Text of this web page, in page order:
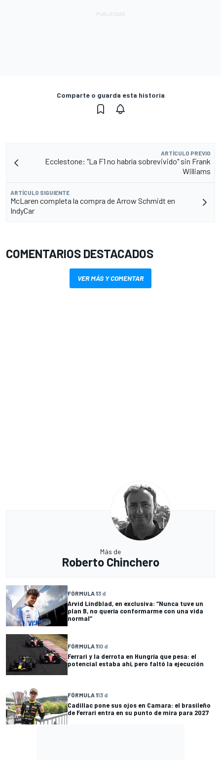
Comparte o guarda esta historia
ARTÍCULO PREVIO
Ecclestone: "La F1 no habría sobrevivido" sin Frank
Williams
ARTÍCULO SIGUIENTE
McLaren completa la compra de Arrow Schmidt en
IndyCar
COMENTARIOS DESTACADOS
VER MÁS Y COMENTAR
Más de
Roberto Chinchero
FÓRMULA 13 d
Arvid Lindblad, en exclusiva: “Nunca tuve un
plan B, no quería conformarme con una vida
normal”
FÓRMULA 110 d
Ferrari y la derrota en Hungría que pesa: el
potencial estaba ahí, pero faltó la ejecución
FÓRMULA 113 d
Cadillac pone sus ojos en Camara: el brasileño
de Ferrari entra en su punto de mira para 2027